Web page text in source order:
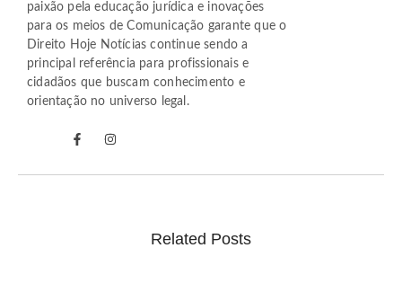
paixão pela educação jurídica e inovações
para os meios de Comunicação garante que o
Direito Hoje Notícias continue sendo a
principal referência para profissionais e
cidadãos que buscam conhecimento e
orientação no universo legal.
Related Posts